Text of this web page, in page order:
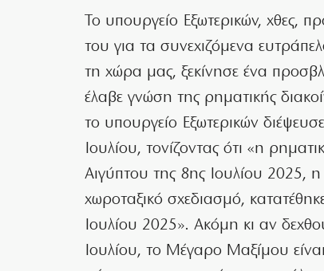
Το υπουργείο Εξωτερικών, χθες,
του για τα συνεχιζόμενα
τη χώρα μας, ξεκίνησε ένα
έλαβε γνώση της ρηματικής
το υπουργείο Εξωτερικών
Ιουλίου, τονίζοντας ότι «η
Αιγύπτου της 8ης Ιουλίου 2025,
χωροταξικό σχεδιασμό,
Ιουλίου 2025». Ακόμη κι αν
Ιουλίου, το Μέγαρο Μαξίμου